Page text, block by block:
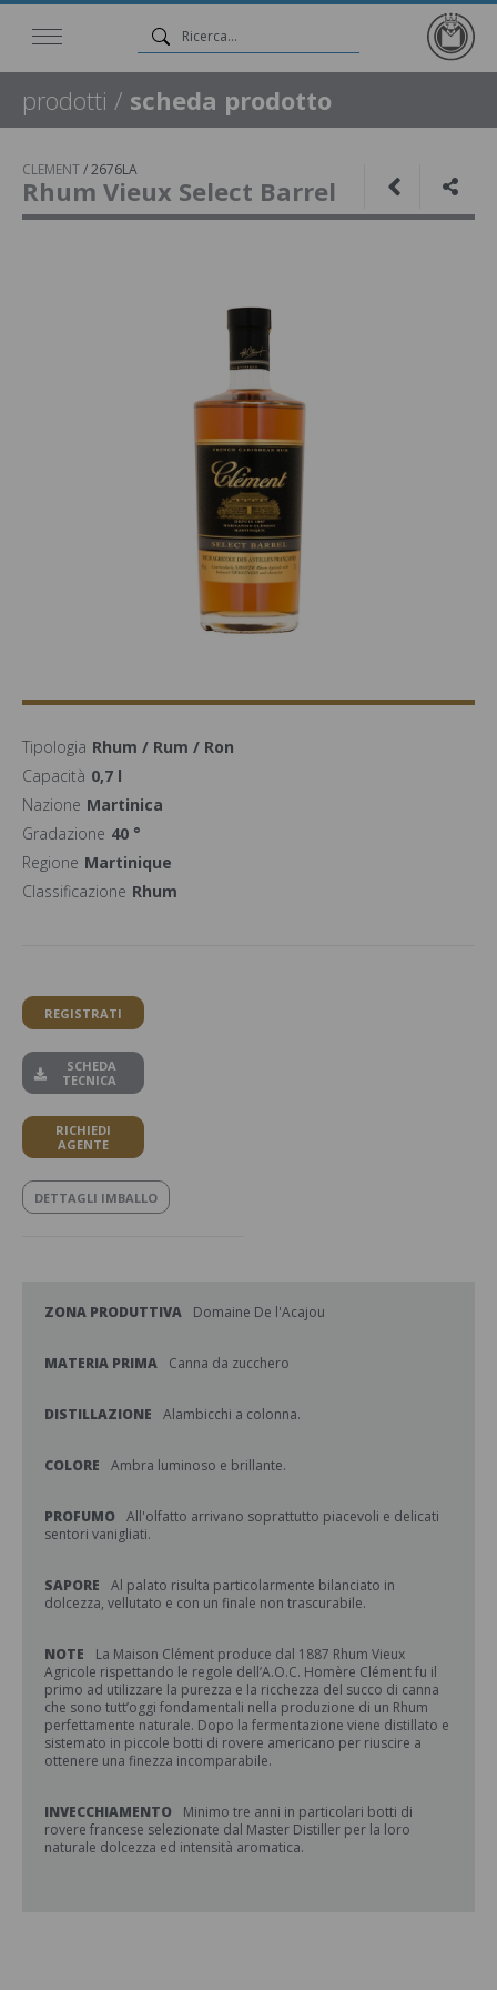
prodotti / scheda prodotto
CLEMENT/2676LA
Rhum Vieux Select Barrel
Tipologia Rhum / Rum / Ron
Capacità 0,7 l
Nazione Martinica
Gradazione 40 °
Regione Martinique
Classificazione Rhum
REGISTRATI
SCHEDA
TECNICA
RICHIEDI
AGENTE
DETTAGLI IMBALLO
ZONA PRODUTTIVA Domaine De l'Acajou
MATERIA PRIMA Canna da zucchero
DISTILLAZIONE Alambicchi a colonna.
COLORE Ambra luminoso e brillante.
PROFUMO All'olfatto arrivano soprattutto piacevoli e delicati
sentori vanigliati.
SAPORE
Al palato risulta particolarmente bilanciato in
dolcezza, vellutato e con un finale non trascurabile.
NOTE
La Maison Clément produce dal 1887 Rhum Vieux
Agricole rispettando le regole dell’A.O.C. Homère Clément fu il
primo ad utilizzare la purezza e la ricchezza del succo di canna
che sono tutt’oggi fondamentali nella produzione di un Rhum
perfettamente naturale. Dopo la fermentazione viene distillato e
sistemato in piccole botti di rovere americano per riuscire a
ottenere una finezza incomparabile.
INVECCHIAMENTO
Minimo tre anni in particolari botti di
rovere francese selezionate dal Master Distiller per la loro
naturale dolcezza ed intensità aromatica.